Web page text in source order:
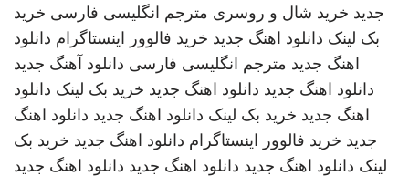
جدید خرید شال و روسری مترجم انگلیسی فارسی خرید
بک لینک دانلود اهنگ جدید خرید فالوور اینستاگرام دانلود
اهنگ جدید مترجم انگلیسی فارسی دانلود آهنگ جدید
دانلود اهنگ جدید دانلود اهنگ جدید خرید بک لینک دانلود
اهنگ جدید خرید بک لینک دانلود اهنگ جدید دانلود اهنگ
جدید خرید فالوور اینستاگرام دانلود اهنگ جدید خرید بک
لینک دانلود اهنگ جدید دانلود اهنگ جدید دانلود اهنگ جدید